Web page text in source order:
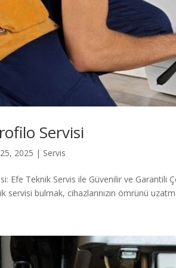
Servisi
2025 | Servis
Efe Teknik Servis ile Güvenilir ve Garantili
servisi bulmak, cihazlarınızın ömrünü